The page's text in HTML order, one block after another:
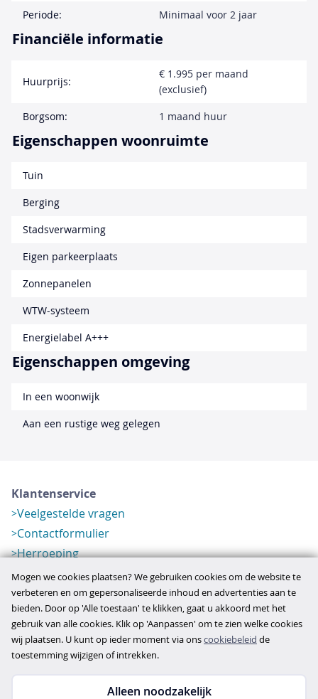
Periode:
Minimaal voor 2 jaar
Financiële informatie
Huurprijs:
€ 1.995 per maand
(exclusief)
Borgsom:
1 maand huur
Eigenschappen woonruimte
Tuin
Berging
Stadsverwarming
Eigen parkeerplaats
Zonnepanelen
WTW-systeem
Energielabel A+++
Eigenschappen omgeving
In een woonwijk
Aan een rustige weg gelegen
Klantenservice
Veelgestelde vragen
Contactformulier
Herroeping
Over ons
Bedrijfsgegevens
Werkwijze
Overzichten
Verlopen aanbod
Mogen we cookies plaatsen? We gebruiken cookies om de website te
verbeteren en om gepersonaliseerde inhoud en advertenties aan te
bieden. Door op 'Alle toestaan' te klikken, gaat u akkoord met het
gebruik van alle cookies. Klik op 'Aanpassen' om te zien welke cookies
wij plaatsen. U kunt op ieder moment via onscookiebeleid de
toestemming wijzigen of intrekken.
Alleen noodzakelijk